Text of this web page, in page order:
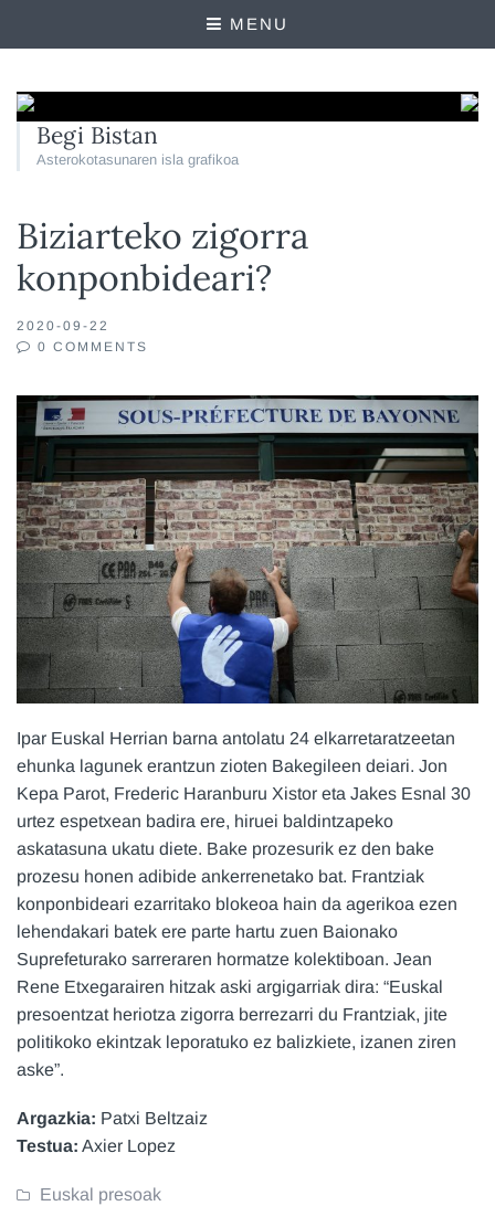
MENU
Begi Bistan
Asterokotasunaren isla grafikoa
Biziarteko zigorra
konponbideari?
2020-09-22
0 COMMENTS
Ipar Euskal Herrian barna antolatu 24 elkarretaratzeetan
ehunka lagunek erantzun zioten Bakegileen deiari. Jon
Kepa Parot, Frederic Haranburu Xistor eta Jakes Esnal 30
urtez espetxean badira ere, hiruei baldintzapeko
askatasuna ukatu diete. Bake prozesurik ez den bake
prozesu honen adibide ankerrenetako bat. Frantziak
konponbideari ezarritako blokeoa hain da agerikoa ezen
lehendakari batek ere parte hartu zuen Baionako
Suprefeturako sarreraren hormatze kolektiboan. Jean
Rene Etxegarairen hitzak aski argigarriak dira: “Euskal
presoentzat heriotza zigorra berrezarri du Frantziak, jite
politikoko ekintzak leporatuko ez balizkiete, izanen ziren
aske”.
Argazkia: Patxi Beltzaiz
Testua: Axier Lopez
Euskal presoak